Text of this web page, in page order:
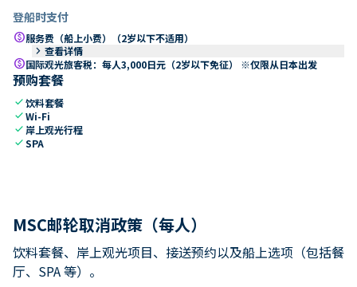
登船时支付
paid服务费（船上小费）（2岁以下不适用）
keyboard_arrow_right 查看详情
paid国际观光旅客税：每人3,000日元（2岁以下免征） ※仅限从日本出发
预购套餐
check饮料套餐
checkWi-Fi
check 岸上观光行程
checkSPA
MSC邮轮取消政策（每人）
饮料套餐、岸上观光项目、接送预约以及船上选项（包括餐
厅、SPA 等）。